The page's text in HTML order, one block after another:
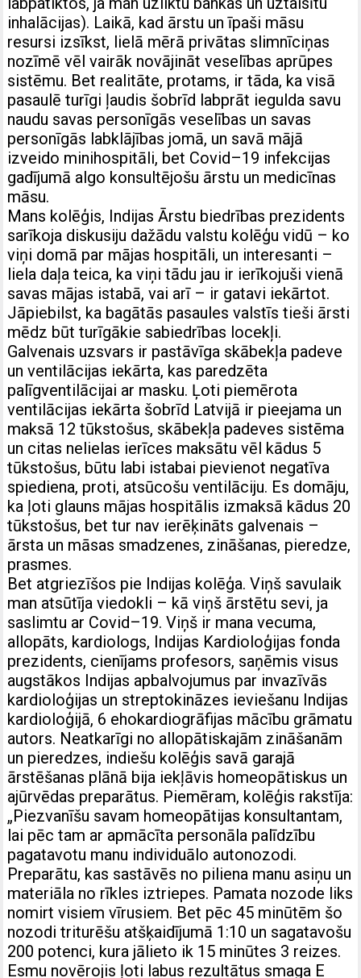
inhalācijas). Laikā, kad ārstu un īpaši māsu
resursi izsīkst, lielā mērā privātas slimnīciņas
nozīmē vēl vairāk novājināt veselības aprūpes
sistēmu. Bet realitāte, protams, ir tāda, ka visā
pasaulē turīgi ļaudis šobrīd labprāt iegulda savu
naudu savas personīgās veselības un savas
personīgās labklājības jomā, un savā mājā
izveido minihospitāli, bet Covid–19 infekcijas
gadījumā algo konsultējošu ārstu un medicīnas
māsu.
Mans kolēģis, Indijas Ārstu biedrības prezidents
sarīkoja diskusiju dažādu valstu kolēģu vidū – ko
viņi domā par mājas hospitāli, un interesanti –
liela daļa teica, ka viņi tādu jau ir ierīkojuši vienā
savas mājas istabā, vai arī – ir gatavi iekārtot.
Jāpiebilst, ka bagātās pasaules valstīs tieši ārsti
mēdz būt turīgākie sabiedrības locekļi.
Galvenais uzsvars ir pastāvīga skābekļa padeve
un ventilācijas iekārta, kas paredzēta
palīgventilācijai ar masku. Ļoti piemērota
ventilācijas iekārta šobrīd Latvijā ir pieejama un
maksā 12 tūkstošus, skābekļa padeves sistēma
un citas nelielas ierīces maksātu vēl kādus 5
tūkstošus, būtu labi istabai pievienot negatīva
spiediena, proti, atsūcošu ventilāciju. Es domāju,
ka ļoti glauns mājas hospitālis izmaksā kādus 20
tūkstošus, bet tur nav ierēķināts galvenais –
ārsta un māsas smadzenes, zināšanas, pieredze,
prasmes.
Bet atgriezīšos pie Indijas kolēģa. Viņš savulaik
man atsūtīja viedokli – kā viņš ārstētu sevi, ja
saslimtu ar Covid–19. Viņš ir mana vecuma,
allopāts, kardiologs, Indijas Kardioloģijas fonda
prezidents, cienījams profesors, saņēmis visus
augstākos Indijas apbalvojumus par invazīvās
kardioloģijas un streptokināzes ieviešanu Indijas
kardioloģijā, 6 ehokardiogrāfijas mācību grāmatu
autors. Neatkarīgi no allopātiskajām zināšanām
un pieredzes, indiešu kolēģis savā garajā
ārstēšanas plānā bija iekļāvis homeopātiskus un
ajūrvēdas preparātus. Piemēram, kolēģis rakstīja:
„Piezvanīšu savam homeopātijas konsultantam,
lai pēc tam ar apmācīta personāla palīdzību
pagatavotu manu individuālo autonozodi.
Preparātu, kas sastāvēs no piliena manu asiņu un
materiāla no rīkles iztriepes. Pamata nozode liks
nomirt visiem vīrusiem. Bet pēc 45 minūtēm šo
nozodi triturēšu atšķaidījumā 1:10 un sagatavošu
200 potenci, kura jālieto ik 15 minūtes 3 reizes.
Esmu novērojis ļoti labus rezultātus smaga E